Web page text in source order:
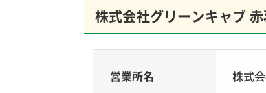
株式会社グリーンキャブ
営業所名 株式